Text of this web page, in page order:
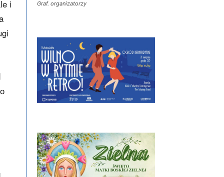
i
Graf. organizatorzy